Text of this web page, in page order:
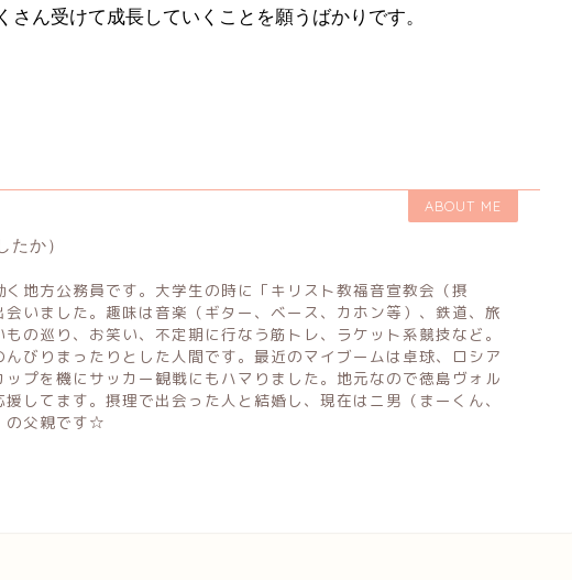
さん受けて成長していくことを願うばかりです。
ABOUT ME
たか）
く地方公務員です。大学生の時に「キリスト教福音宣教会（摂
会いました。趣味は音楽（ギター、ベース、カホン等）、鉄道、旅
もの巡り、お笑い、不定期に行なう筋トレ、ラケット系競技など。
んびりまったりとした人間です。最近のマイブームは卓球、ロシア
ップを機にサッカー観戦にもハマりました。地元なので徳島ヴォル
援してます。摂理で出会った人と結婚し、現在はニ男（まーくん、
の父親です☆